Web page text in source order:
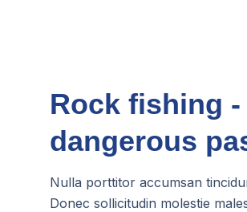
Rock fishing
dangerous
Nulla porttitor accumsan
Donec sollicitudin molestie